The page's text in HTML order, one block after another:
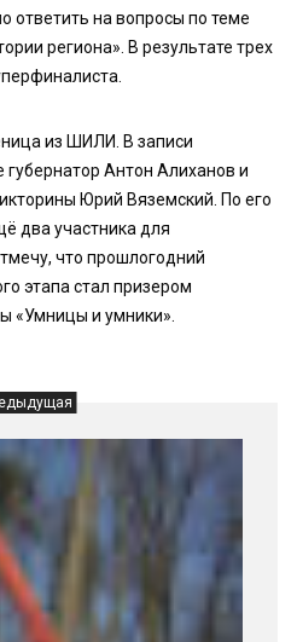
ответить на вопросы по теме
региона». В результате трех
из ШИЛИ. В записи
Антон Алиханов и
Юрий Вяземский. По его
два участника для
что прошлогодний
этапа стал призером
«Умницы и умники».